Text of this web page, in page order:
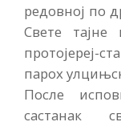
редовној по
Свете тајне
протојереј-
парох
После
састанак